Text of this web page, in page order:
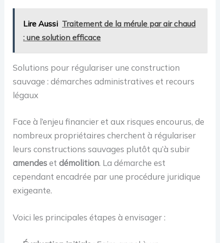
Lire Aussi Traitement de la mérule par air chaud
: une solution efficace
Solutions pour régulariser une construction
sauvage : démarches administratives et recours
légaux
Face à l’enjeu financier et aux risques encourus, de
nombreux propriétaires cherchent à régulariser
leurs constructions sauvages plutôt qu’à subir
amendesetdémolition. La démarche est
cependant encadrée par une procédure juridique
exigeante.
Voici les principales étapes à envisager :